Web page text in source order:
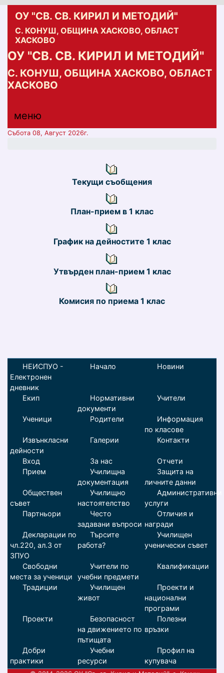
ОУ "СВ. СВ. КИРИЛ И МЕТОДИЙ"
С. КОНУШ, ОБЩИНА ХАСКОВО, ОБЛАСТ
ХАСКОВО
ОУ "СВ. СВ. КИРИЛ И МЕТОДИЙ"
С. КОНУШ, ОБЩИНА ХАСКОВО, ОБЛАСТ
ХАСКОВО
меню горно
меню
меню
Събота 08, Август 2026г.
Текущи съобщения
План-прием в 1 клас
График на дейностите 1 клас
Утвърден план-прием 1 клас
Комисия по приема 1 клас
НЕИСПУО -
Електронен
дневник
Начало Новини
Екип
Нормативни
документи
Учители
Ученици Родители
Информация
по класове
Извънкласни
дейности
Галерии Контакти
Вход За нас
Отчети
Прием
Училищна
документация
Защита на
личните данни
Обществен
съвет
Училищно
настоятелство
Административни
услуги
Партньори
Често
задавани въпроси
Отличия и
награди
Декларации по
чл.220, ал.3 от
ЗПУО
Търсите
работа?
Училищен
ученически съвет
Свободни
места за ученици
Учители по
учебни предмети
Квалификации
Традиции
Училищен
живот
Проекти и
национални
програми
Проекти
Безопасност
на движението по
пътищата
Полезни
връзки
Добри
практики
Учебни
ресурси
Профил на
купувача